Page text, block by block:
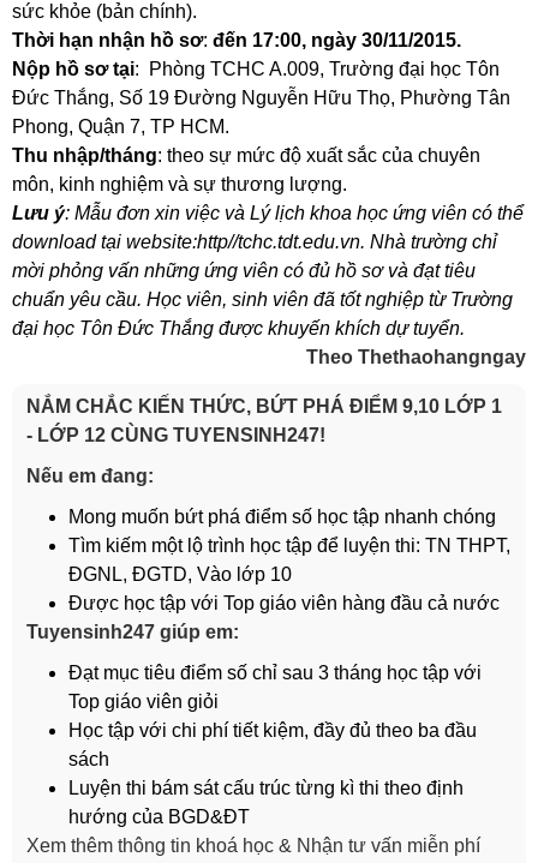
sức khỏe (bản chính).
Thời hạn nhận hồ sơ: đến 17:00, ngày 30/11/2015.
Nộp hồ sơ tại: Phòng TCHC A.009, Trường đại học Tôn
Đức Thắng, Số 19 Đường Nguyễn Hữu Thọ, Phường Tân
Phong, Quận 7, TP HCM.
Thu nhập/tháng: theo sự mức độ xuất sắc của chuyên
môn, kinh nghiệm và sự thương lượng.
Lưu ý: Mẫu đơn xin việc và Lý lịch khoa học ứng viên có thể
download tại website:http//tchc.tdt.edu.vn. Nhà trường chỉ
mời phỏng vấn những ứng viên có đủ hồ sơ và đạt tiêu
chuẩn yêu cầu. Học viên, sinh viên đã tốt nghiệp từ Trường
đại học Tôn Đức Thắng được khuyến khích dự tuyển.
Theo Thethaohangngay
NẮM CHẮC KIẾN THỨC, BỨT PHÁ ĐIỂM 9,10 LỚP 1
- LỚP 12 CÙNG TUYENSINH247!
Nếu em đang:
Mong muốn bứt phá điểm số học tập nhanh chóng
Tìm kiếm một lộ trình học tập để luyện thi: TN THPT,
ĐGNL, ĐGTD, Vào lớp 10
Được học tập với Top giáo viên hàng đầu cả nước
Tuyensinh247 giúp em:
Đạt mục tiêu điểm số chỉ sau 3 tháng học tập với
Top giáo viên giỏi
Học tập với chi phí tiết kiệm, đầy đủ theo ba đầu
sách
Luyện thi bám sát cấu trúc từng kì thi theo định
hướng của BGD&ĐT
Xem thêm thông tin khoá học & Nhận tư vấn miễn phí